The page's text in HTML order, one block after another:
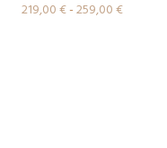
219,00 €- 259,00 €